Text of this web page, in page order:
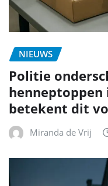
NIEUWS
Politie
betekent dit
Miranda de Vrij